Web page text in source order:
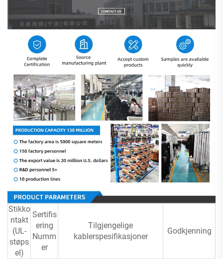
Stikko
ntakt
(UL-
støps
el)
Sertifis
ering
Numm
er
Tilgjengelige
kablerspesifikasjoner
Godkjenning